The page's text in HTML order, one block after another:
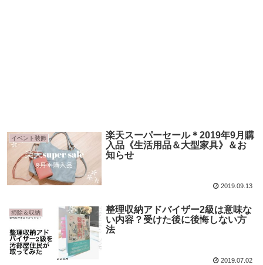
イベント装飾
楽天スーパーセール＊2019年9月購
入品《生活用品＆大型家具》＆お
知らせ
2019.09.13
掃除＆収納
整理収納アドバイザー2級は意味な
い内容？受けた後に後悔しない方
法
2019.07.02